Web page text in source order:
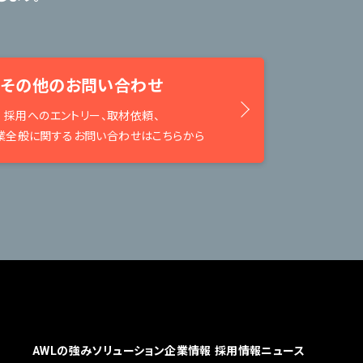
その他のお問い合わせ
採用へのエントリー、取材依頼、
全般に関するお問い合わせはこちらから
AWLの強みソリューション企業情報 採用情報ニュース